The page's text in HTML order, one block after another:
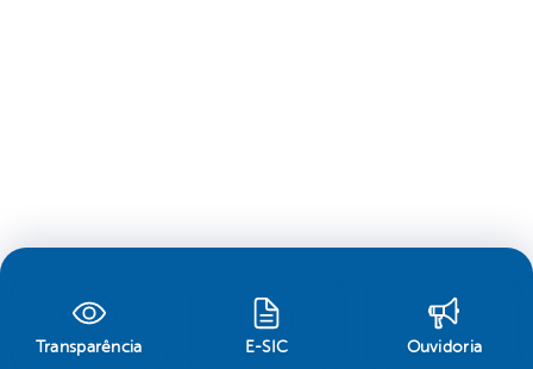
Transparência E-SIC Ouvidoria